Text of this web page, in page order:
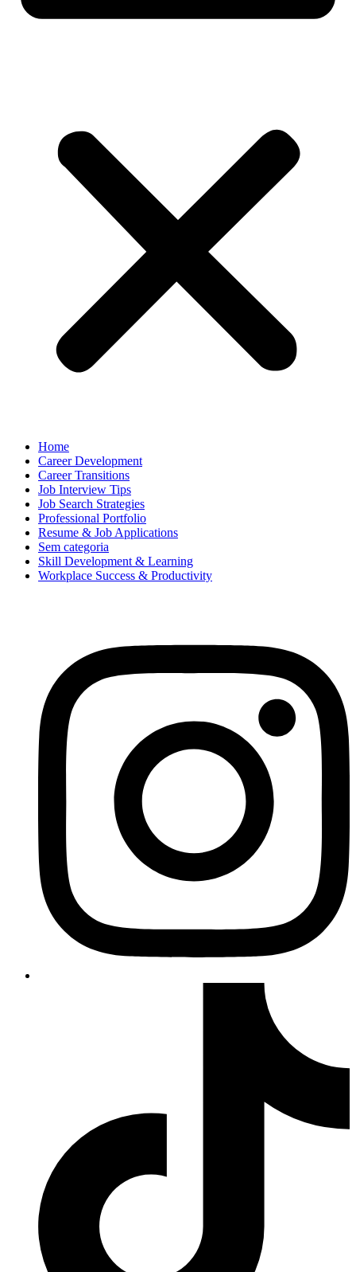
Home
Career Development
Career Transitions
Job Interview Tips
Job Search Strategies
Professional Portfolio
Resume & Job Applications
Sem categoria
Skill Development & Learning
Workplace Success & Productivity